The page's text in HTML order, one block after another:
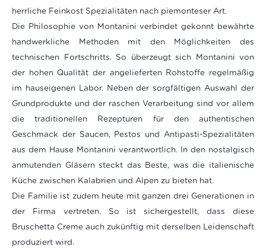
herrliche Feinkost Spezialitäten nach piemonteser Art.
Die Philosophie von Montanini verbindet gekonnt bewährte
handwerkliche Methoden mit den Möglichkeiten des
technischen Fortschritts. So überzeugt sich Montanini von
der hohen Qualität der angelieferten Rohstoffe regelmäßig
im hauseigenen Labor. Neben der sorgfältigen Auswahl der
Grundprodukte und der raschen Verarbeitung sind vor allem
die traditionellen Rezepturen für den authentischen
Geschmack der Saucen, Pestos und Antipasti-Spezialitäten
aus dem Hause Montanini verantwortlich. In den nostalgisch
anmutenden Gläsern steckt das Beste, was die italienische
Küche zwischen Kalabrien und Alpen zu bieten hat.
Die Familie ist zudem heute mit ganzen drei Generationen in
der Firma vertreten. So ist sichergestellt, dass diese
Bruschetta Creme auch zukünftig mit derselben Leidenschaft
produziert wird.